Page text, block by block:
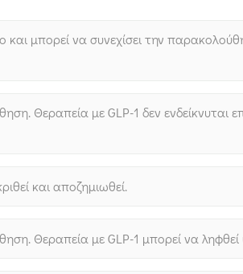
μπορεί να συνεχίσει την
Θεραπεία με GLP-1 δεν ενδείκνυται
και αποζημιωθεί.
Θεραπεία με GLP-1 μπορεί να